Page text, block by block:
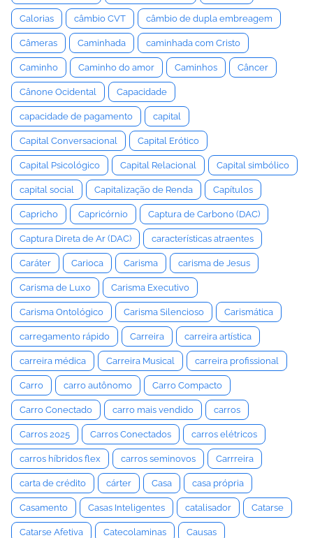
Calorias câmbio CVT câmbio de dupla embreagem
Câmeras Caminhada caminhada com Cristo
Caminho Caminho do amor Caminhos Câncer
Cânone Ocidental Capacidade
capacidade de pagamento capital
Capital Conversacional Capital Erótico
Capital Psicológico Capital Relacional Capital simbólico
capital social Capitalização de Renda Capítulos
Capricho Capricórnio Captura de Carbono (DAC)
Captura Direta de Ar (DAC) características atraentes
Caráter Carioca Carisma carisma de Jesus
Carisma de Luxo Carisma Executivo
Carisma Ontológico Carisma Silencioso Carismática
carregamento rápido Carreira carreira artística
carreira médica Carreira Musical carreira profissional
Carro carro autônomo Carro Compacto
Carro Conectado carro mais vendido carros
Carros 2025 Carros Conectados carros elétricos
carros híbridos flex carros seminovos Carrreira
carta de crédito cárter Casa casa própria
Casamento Casas Inteligentes catalisador Catarse
Catarse Afetiva Catecolaminas Causas